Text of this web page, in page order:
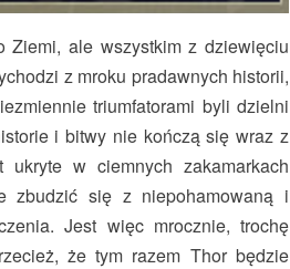
ale wszystkim z dziewięciu
z mroku pradawnych historii,
triumfatorami byli dzielni
i bitwy nie kończą się wraz z
w ciemnych zakamarkach
zbudzić się z niepohamowaną i
Jest więc mrocznie, trochę
że tym razem Thor będzie